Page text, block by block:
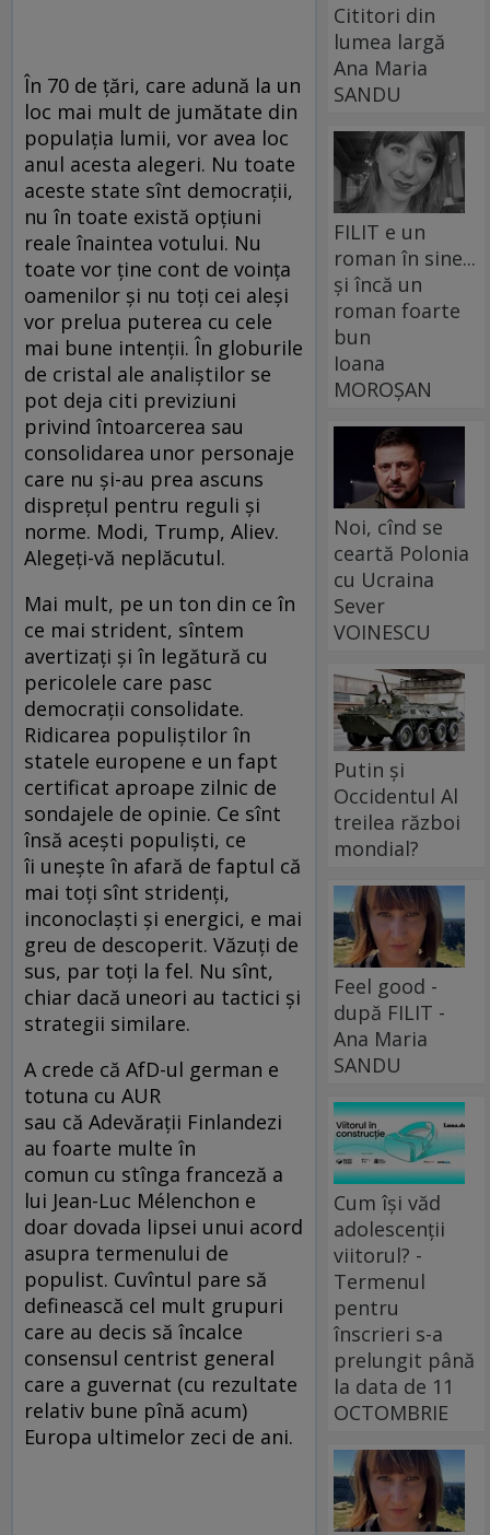
În 70 de țări, care adună la un
loc mai mult de jumătate din
populația lumii, vor avea loc
anul acesta alegeri. Nu toate
aceste state sînt democrații,
nu în toate există opțiuni
reale înaintea votului. Nu
toate vor ține cont de voința
oamenilor și nu toți cei aleși
vor prelua puterea cu cele
mai bune intenții. În globurile
de cristal ale analiștilor se
pot deja citi previziuni
privind întoarcerea sau
consolidarea unor personaje
care nu și-au prea ascuns
disprețul pentru reguli și
norme. Modi, Trump, Aliev.
Alegeți-vă neplăcutul.
Mai mult, pe un ton din ce în
ce mai strident, sîntem
avertizați și în legătură cu
pericolele care pasc
democrații consolidate.
Ridicarea populiștilor în
statele europene e un fapt
certificat aproape zilnic de
sondajele de opinie. Ce sînt
însă acești populiști, ce
îi unește în afară de faptul că
mai toți sînt stridenți,
inconoclaști și energici, e mai
greu de descoperit. Văzuți de
sus, par toți la fel. Nu sînt,
chiar dacă uneori au tactici și
strategii similare.
A crede că AfD-ul german e
totuna cu AUR
sau că Adevărații Finlandezi
au foarte multe în
comun cu stînga franceză a
lui Jean-Luc Mélenchon e
doar dovada lipsei unui acord
asupra termenului de
populist. Cuvîntul pare să
definească cel mult grupuri
care au decis să încalce
consensul centrist general
care a guvernat (cu rezultate
relativ bune pînă acum)
Europa ultimelor zeci de ani.
Cititori din
lumea largă
Ana Maria
SANDU
FILIT e un
roman în sine...
și încă un
roman foarte
bun
Ioana
MOROȘAN
Noi, cînd se
ceartă Polonia
cu Ucraina
Sever
VOINESCU
Putin și
Occidentul Al
treilea război
mondial?
Feel good -
după FILIT -
Ana Maria
SANDU
Cum își văd
adolescenții
viitorul? -
Termenul
pentru
înscrieri s-a
prelungit până
la data de 11
OCTOMBRIE